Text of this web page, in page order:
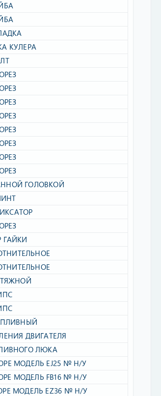
КУЛЕРА​
ГОЛОВКОЙ​
ГАЙКИ​
ДВИГАТЕЛЯ​
ЛЮКА​
МОДЕЛЬ EJ25 № Н/У​
МОДЕЛЬ FB16 № Н/У​
МОДЕЛЬ EZ36 № Н/У​